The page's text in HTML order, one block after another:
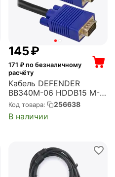
‍145‍₽
171 ₽ по безналичному
расчёту
Кабель DEFENDER
BB340M-06 HDDB15 M-
M, 1.8м (87410)
Код товара: 256638
В наличии